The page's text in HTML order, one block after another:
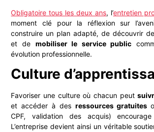
Obligatoire tous les deux ans, l’entretien
moment clé pour la réflexion sur
construire un plan adapté, de découvrir
et de mobiliser le service public
évolution professionnelle.
Culture
Favoriser une culture où chacun peut
et accéder à des ressources gratuites
CPF, validation des acquis)
L’entreprise devient ainsi un véritable